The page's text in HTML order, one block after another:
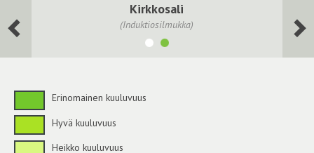
Kirkkosali
(Induktiosilmukka)
Erinomainen kuuluvuus
Hyvä kuuluvuus
Heikko kuuluvuus